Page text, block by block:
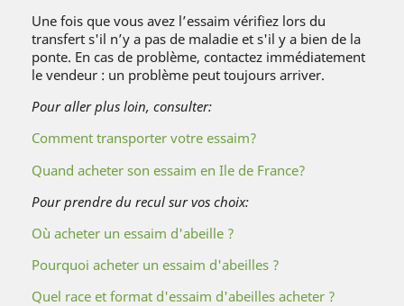
Une fois que vous avez l’essaim vérifiez lors du
transfert s'il n’y a pas de maladie et s'il y a bien de la
ponte. En cas de problème, contactez immédiatement
le vendeur : un problème peut toujours arriver.
Pour aller plus loin, consulter:
Comment transporter votre essaim?
Quand acheter son essaim en Ile de France?
Pour prendre du recul sur vos choix:
Où acheter un essaim d'abeille ?
Pourquoi acheter un essaim d'abeilles ?
Quel race et format d'essaim d'abeilles acheter ?